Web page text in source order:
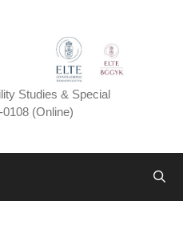
Studies & Special
(Online)